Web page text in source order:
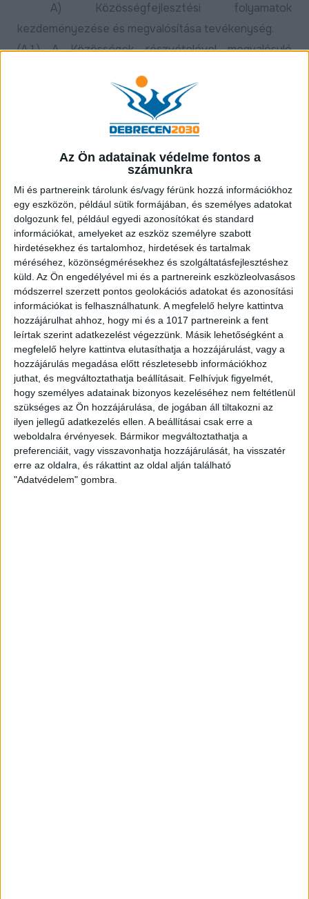
Az Ön adatainak védelme fontos a
számunkra
Mi és partnereink tárolunk és/vagy férünk hozzá információkhoz
egy eszközön, például sütik formájában, és személyes adatokat
dolgozunk fel, például egyedi azonosítókat és standard
információkat, amelyeket az eszköz személyre szabott
hirdetésekhez és tartalomhoz, hirdetések és tartalmak
méréséhez, közönségmérésekhez és szolgáltatásfejlesztéshez
küld. Az Ön engedélyével mi és a partnereink eszközleolvasásos
módszerrel szerzett pontos geolokációs adatokat és azonosítási
információkat is felhasználhatunk. A megfelelő helyre kattintva
hozzájárulhat ahhoz, hogy mi és a 1017 partnereink a fent
leírtak szerint adatkezelést végezzünk. Másik lehetőségként a
megfelelő helyre kattintva elutasíthatja a hozzájárulást, vagy a
hozzájárulás megadása előtt részletesebb információkhoz
juthat, és megváltoztathatja beállításait. Felhívjuk figyelmét,
hogy személyes adatainak bizonyos kezeléséhez nem feltétlenül
szükséges az Ön hozzájárulása, de jogában áll tiltakozni az
ilyen jellegű adatkezelés ellen. A beállításai csak erre a
weboldalra érvényesek. Bármikor megváltoztathatja a
preferenciáit, vagy visszavonhatja hozzájárulását, ha visszatér
erre az oldalra, és rákattint az oldal alján található
"Adatvédelem" gombra.
A) Közösségfejlesztési folyamatok
kezdeményezése és megvalósítása tevékenység.
(A.1.) A Közösségek részvételével megvalósuló
vonatkozásában közösségi interjúk, beszélgetések,
felmérések alapján elkészülnek a projekt
alapdokumentumai, a projekt megvalósítási
időtartamára és további két évre vonatkozó helyi
cselekvési tervek, amelyek a megvalósítás későbbi
szakaszában a közösségi akciók, tevékenységek,
programok alapját adják.
(A.2.) A Méliusz Juhász Péter Könyvtár által végzett,
a projekt által érintett település, településrész
közösségi tevékenységének történeti feltárása és a
lakosság számára elérhetővé tétele tevékenység
megvalósításának célja a helyi közösségek tárgyi,
épített és szellemi értékeinek feltárása, bemutatása
és megőrzése a kontinuitás fenntartása és új
értékek létrehozásának elősegítése érdekében. A
tevékenység megvalósítása intézményi, szervezeti
együttműködések segítségével történik.
(A.3.) A helyi cselekvési tervek alapján a
településrészek/célterületek lakosságának